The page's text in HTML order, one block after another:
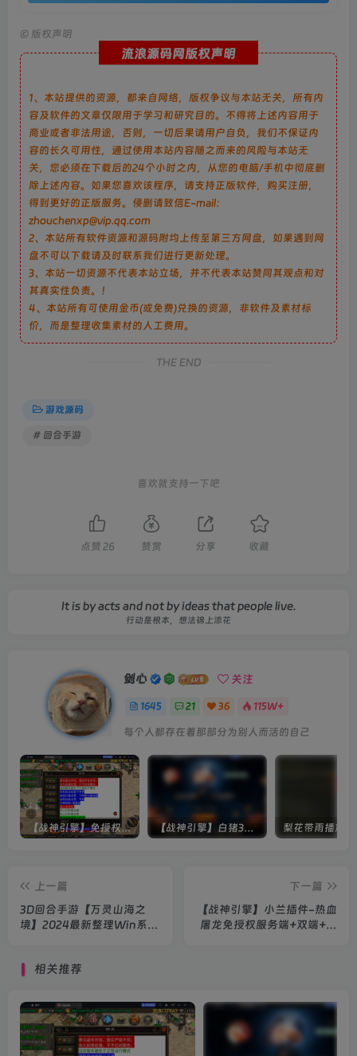
© 版权声明
流浪源码网版权声明
1、本站提供的资源，都来自网络，版权争议与本站无关，所有内
容及软件的文章仅限用于学习和研究目的。不得将上述内容用于
商业或者非法用途，否则，一切后果请用户自负，我们不保证内
容的长久可用性，通过使用本站内容随之而来的风险与本站无
关，您必须在下载后的24个小时之内，从您的电脑/手机中彻底删
除上述内容。如果您喜欢该程序，请支持正版软件，购买注册，
得到更好的正版服务。侵删请致信E-mail：
zhouchenxp@vip.qq.com
2、本站所有软件资源和源码附均上传至第三方网盘，如果遇到网
盘不可以下载请及时联系我们进行更新处理。
3、本站一切资源不代表本站立场，并不代表本站赞同其观点和对
其真实性负责。！
4、本站所有可使用金币(或免费)兑换的资源，非软件及素材标
价，而是整理收集素材的人工费用。
THE END
游戏源码
# 回合手游
喜欢就支持一下吧
点赞 26 赞赏 分享 收藏
It is by acts and not by ideas that people live.
行动是根本，想法锦上添花
剑心 关注
1645 21 36 115W+
每个人都存在着那部分为别人而活的自己
【战神引擎】免授权-原生 [全屏自动拾取] 插件 + 配置教程（更新修复版，具体自测） 【战神引擎】白猪3-流浪战神3神技8大陆全屏拾取版特色服务端+生肖+转生+秘境+神魔+双端+教程(更新眼神拾取)
上一篇
3D回合手游【万灵山海之
境】2024最新整理Win系服
下一篇
【战神引擎】小兰插件-热血
屠龙免授权服务端+双端+教
相关推荐